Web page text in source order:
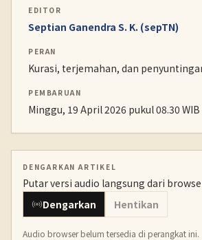
EDITOR
Septian Ganendra S. K. (sepTN)
PERAN
Kurasi, terjemahan, dan
PEMBARUAN
Minggu, 19 April 2026 pukul 08.30 WIB
DENGARKAN ARTIKEL
Putar versi audio langsung dari
Dengarkan
Hentikan
Audio browser belum tersedia di perangkat ini.